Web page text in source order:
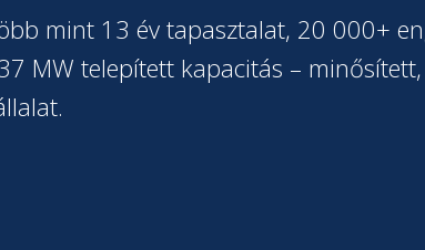
mint 13 év tapasztalat, 20 000+
MW telepített kapacitás –